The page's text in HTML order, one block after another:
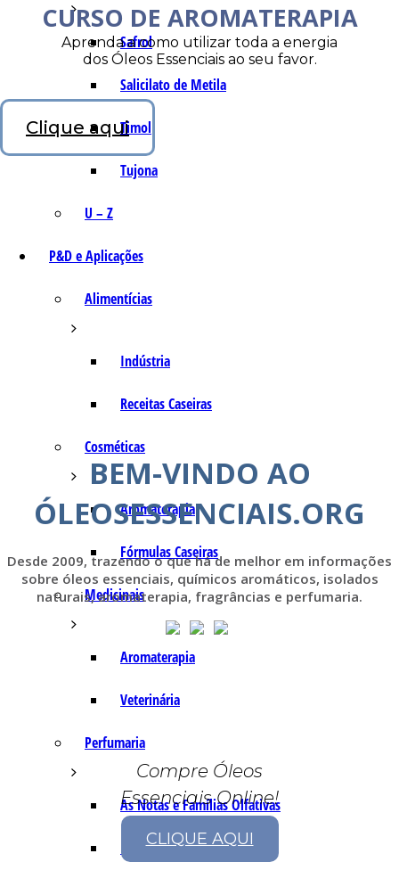
Safrol
Salicilato de Metila
Timol
Tujona
U – Z
P&D e Aplicações
Alimentícias
Indústria
Receitas Caseiras
Cosméticas
Aromaterapia
Fórmulas Caseiras
Medicinais
Aromaterapia
Veterinária
Perfumaria
As Notas e Famílias Olfativas
Marketing Olfativo
CURSO DE AROMATERAPIA
Aprenda a como utilizar toda a energia
dos Óleos Essenciais ao seu favor.
Clique aqui
BEM-VINDO AO
ÓLEOSESSENCIAIS.ORG
Desde 2009, trazendo o que há de melhor em informações
sobre óleos essenciais, químicos aromáticos, isolados
naturais, aromaterapia, fragrâncias e perfumaria.
Compre Óleos
Essenciais Online!
CLIQUE AQUI